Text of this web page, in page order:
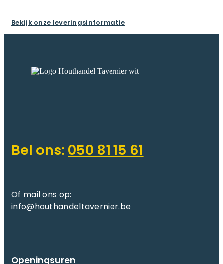
Bekijk onze leveringsinformatie
Bel ons: 050 81 15 61
Of mail ons op:
info@houthandeltavernier.be
Openingsuren